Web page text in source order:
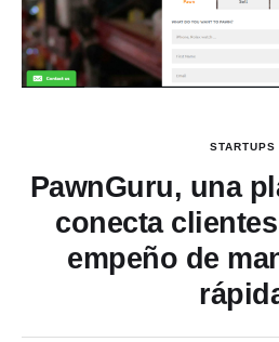
STARTUPS
PawnGuru, una
conecta
empeño de